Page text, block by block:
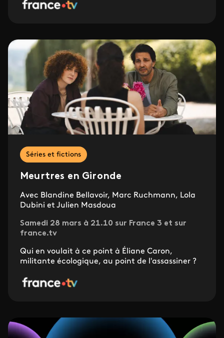
Séries et fictions
Meurtres en Gironde
Avec Blandine Bellavoir, Marc Ruchmann, Lola
Dubini et Julien Masdoua
Samedi 28 mars à 21.10 sur France 3 et sur
france.tv
Qui en voulait à ce point à Éliane Caron,
militante écologique, au point de l'assassiner ?